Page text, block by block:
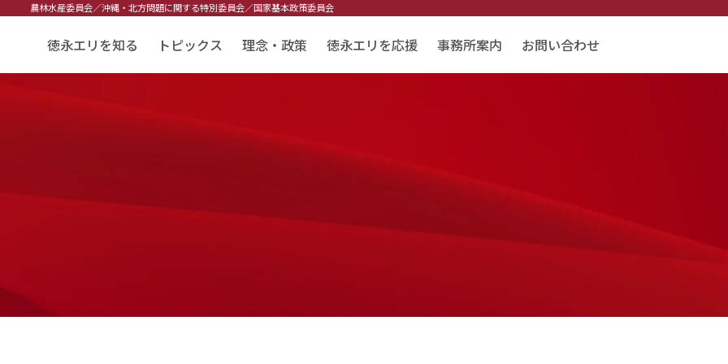
農林水産委員会／沖縄・北方問題に関する特別委員会／国家基本政策委員会
徳永エリを知る トピックス 理念・政策 徳永エリを応援 事務所案内 お問い合わせ